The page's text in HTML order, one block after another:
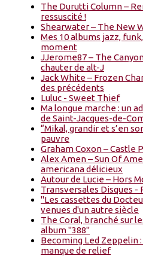
The Durutti Column –
ressuscité !
Shearwater – The New
Mes 10 albums jazz,
moment
JJerome87 – The
chauter de alt-J
Jack White – Frozen
des précédents
Luluc - Sweet Thief
Ma longue marche : un
de Saint-Jacques-de-
“Mikal, grandir et s’en
pauvre
Graham Coxon – Castle
Alex Amen – Sun Of
americana délicieux
Autour de Lucie – Hors
Transversales Disques -
"Les cassettes du
venues d'un autre siècle
The Coral, branché sur
album "388"
Becoming Led Zeppelin
manque de relief